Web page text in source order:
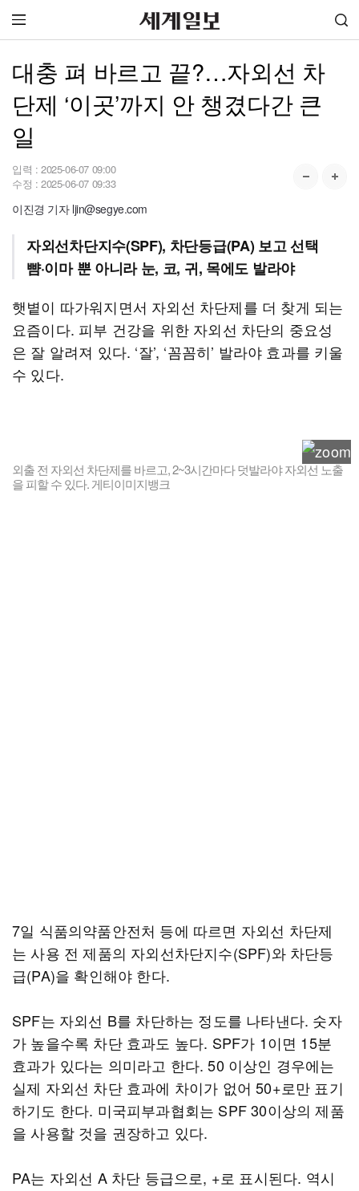
대충 펴 바르고 끝?…자외선 차
단제 ‘이곳’까지 안 챙겼다간 큰
일
입력 : 2025-06-07 09:00
수정 : 2025-06-07 09:33
이진경 기자 ljin@segye.com
자외선차단지수(SPF), 차단등급(PA) 보고 선택
뺨·이마 뿐 아니라 눈, 코, 귀, 목에도 발라야
햇볕이 따가워지면서 자외선 차단제를 더 찾게 되는
요즘이다. 피부 건강을 위한 자외선 차단의 중요성
은 잘 알려져 있다. ‘잘’, ‘꼼꼼히’ 발라야 효과를 키울
수 있다.
외출 전 자외선 차단제를 바르고, 2~3시간마다 덧발라야 자외선 노출
을 피할 수 있다. 게티이미지뱅크
7일 식품의약품안전처 등에 따르면 자외선 차단제
는 사용 전 제품의 자외선차단지수(SPF)와 차단등
급(PA)을 확인해야 한다.
SPF는 자외선 B를 차단하는 정도를 나타낸다. 숫자
가 높을수록 차단 효과도 높다. SPF가 1이면 15분
효과가 있다는 의미라고 한다. 50 이상인 경우에는
실제 자외선 차단 효과에 차이가 없어 50+로만 표기
하기도 한다. 미국피부과협회는 SPF 30이상의 제품
을 사용할 것을 권장하고 있다.
PA는 자외선 A 차단 등급으로, +로 표시된다. 역시